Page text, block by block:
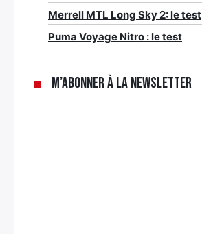
Merrell MTL Long Sky 2: le test
Puma Voyage Nitro : le test
M’abonner à la newsletter